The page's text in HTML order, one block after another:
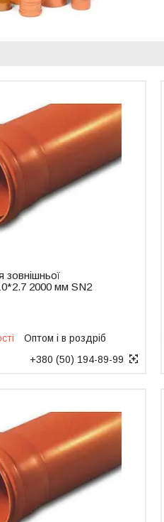
2000 мм SN2
Оптом і в роздріб
+380 (50) 194-89-99